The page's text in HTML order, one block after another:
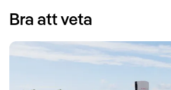
Bra att veta